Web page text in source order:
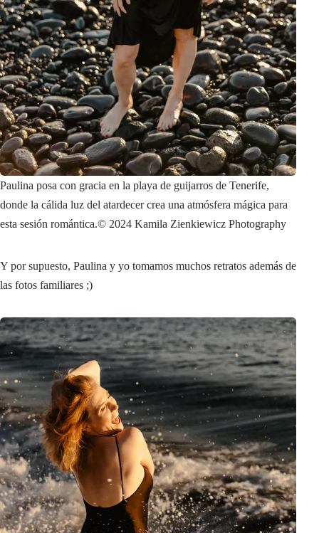
Paulina posa con gracia en la playa de guijarros de Tenerife,
donde la cálida luz del atardecer crea una atmósfera mágica para
esta sesión romántica.© 2024 Kamila Zienkiewicz Photography
Y por supuesto, Paulina y yo tomamos muchos retratos además de
las fotos familiares ;)